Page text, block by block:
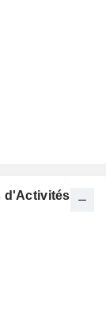
d'Activités